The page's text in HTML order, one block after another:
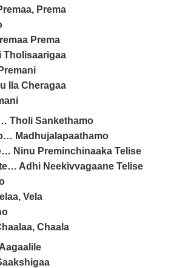
Prema
Prema
Tholisaarigaa
Ila Cheragaa
Tholi Sankethamo
Madhujalapaathamo
Ninu Preminchinaaka Telise
Adhi Neekivvagaane Telise
Vela
Chaala